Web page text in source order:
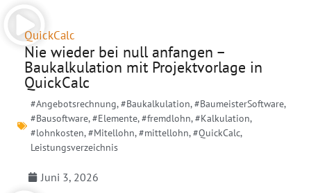
QuickCalc
Nie wieder bei null anfangen –
Baukalkulation mit Projektvorlage in
QuickCalc
#Angebotsrechnung,#Baukalkulation,#BaumeisterSoftware,
#Bausoftware,#Elemente,#fremdlohn,#Kalkulation,
#lohnkosten,#Mitellohn,#mittellohn,#QuickCalc,
Leistungsverzeichnis
Juni 3, 2026